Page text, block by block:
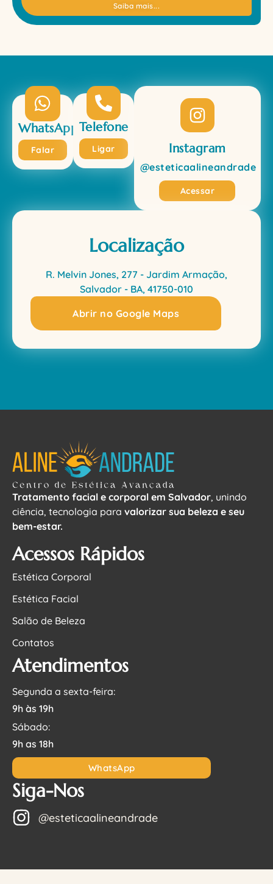
Saiba mais...
WhatsApp
Falar
Telefone
Ligar Instagram
@esteticaalineandrade
Acessar
Localização
R. Melvin Jones, 277 - Jardim Armação,
Salvador - BA, 41750-010
Abrir no Google Maps
Tratamento facial e corporal em Salvador, unindo
ciência, tecnologia para valorizar sua beleza e seu
bem-estar.
Acessos Rápidos
Estética Corporal
Estética Facial
Salão de Beleza
Contatos
Atendimentos
Segunda a sexta-feira:
9h às 19h
Sábado:
9h as 18h
WhatsApp
Siga-Nos
@esteticaalineandrade